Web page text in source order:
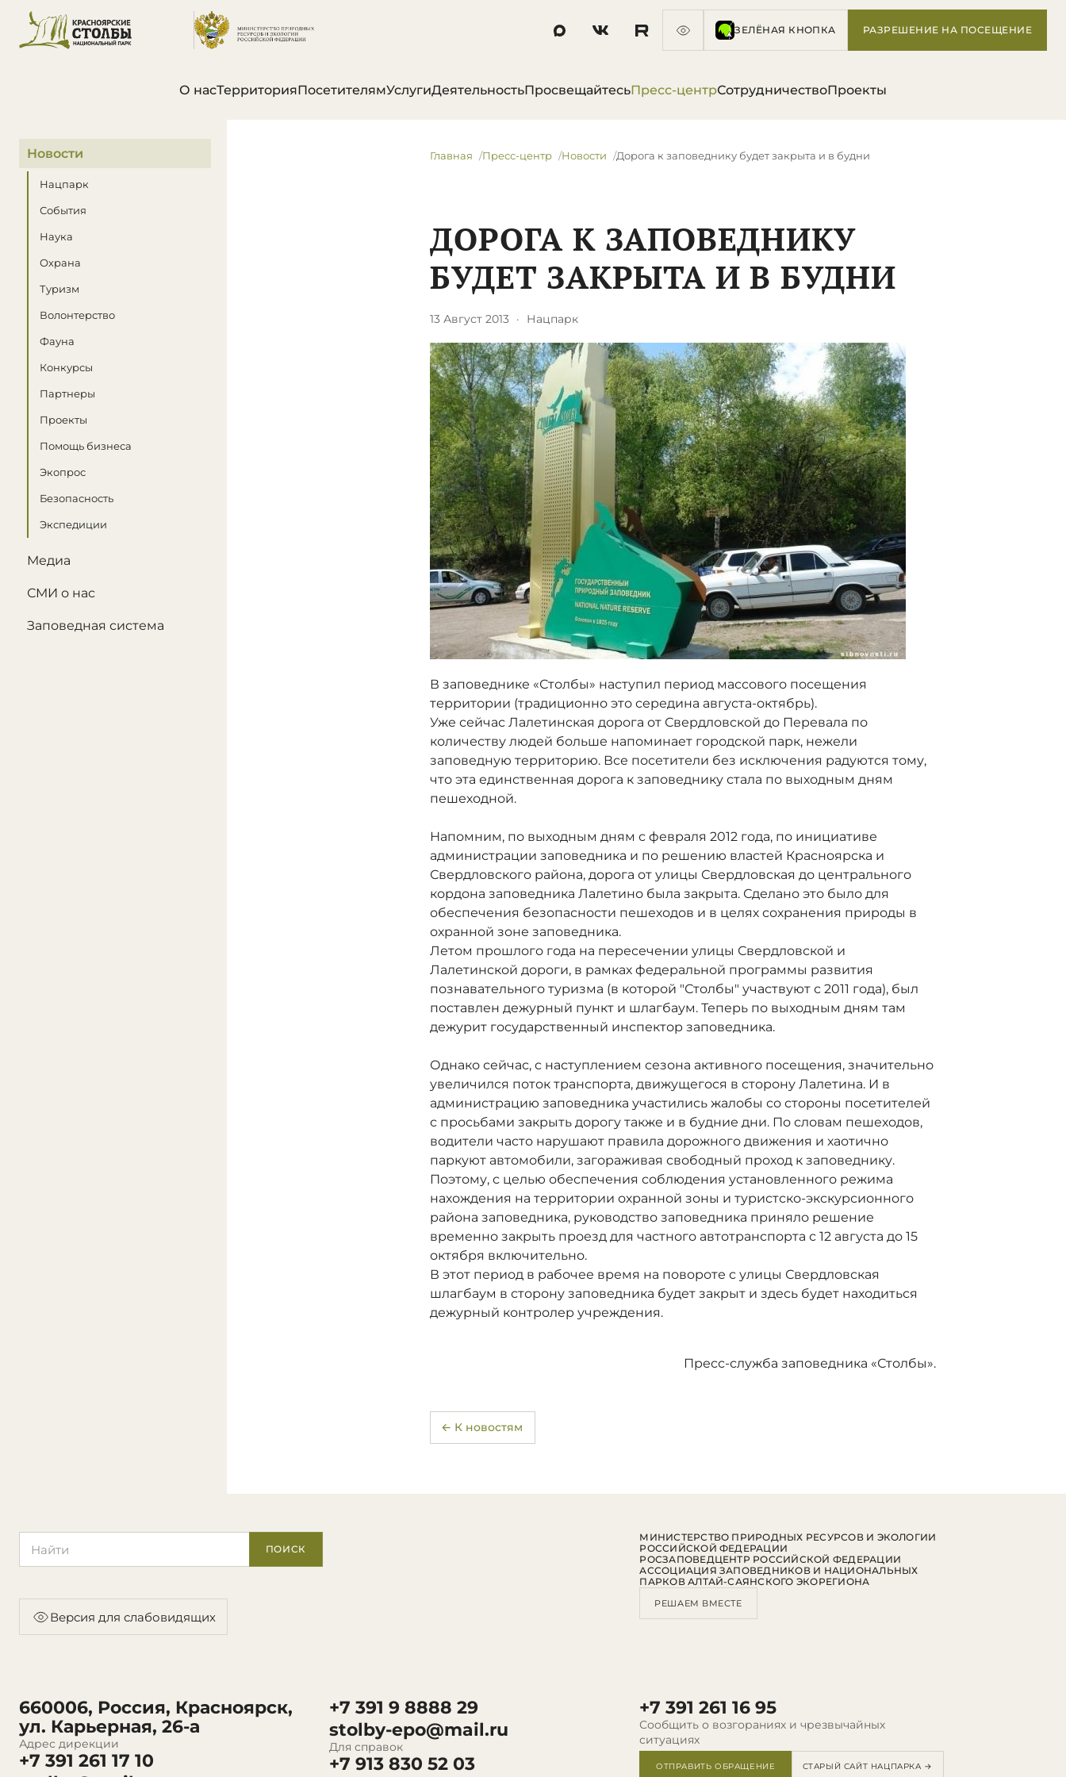
ЗЕЛЁНАЯ КНОПКА РАЗРЕШЕНИЕ НА ПОСЕЩЕНИЕ
О насТерриторияПосетителямУслугиДеятельностьПросвещайтесьПресс-центрСотрудничествоПроекты
В этом разделе
Новости
Нацпарк
События
Наука
Охрана
Туризм
Волонтерство
Фауна
Конкурсы
Партнеры
Проекты
Помощь бизнеса
Экопрос
Безопасность
Экспедиции
Медиа
СМИ о нас
Заповедная система
Главная Пресс-центр Новости Дорога к заповеднику будет закрыта и в будни
ДОРОГА К ЗАПОВЕДНИКУ
БУДЕТ ЗАКРЫТА И В БУДНИ
13 Август 2013 · Нацпарк
В заповеднике «Столбы» наступил период массового посещения
территории (традиционно это середина августа-октябрь).
Уже сейчас Лалетинская дорога от Свердловской до Перевала по
количеству людей больше напоминает городской парк, нежели
заповедную территорию. Все посетители без исключения радуются тому,
что эта единственная дорога к заповеднику стала по выходным дням
пешеходной.
Напомним, по выходным дням с февраля 2012 года, по инициативе
администрации заповедника и по решению властей Красноярска и
Свердловского района, дорога от улицы Свердловская до центрального
кордона заповедника Лалетино была закрыта. Сделано это было для
обеспечения безопасности пешеходов и в целях сохранения природы в
охранной зоне заповедника.
Летом прошлого года на пересечении улицы Свердловской и
Лалетинской дороги, в рамках федеральной программы развития
познавательного туризма (в которой "Столбы" участвуют с 2011 года), был
поставлен дежурный пункт и шлагбаум. Теперь по выходным дням там
дежурит государственный инспектор заповедника.
Однако сейчас, с наступлением сезона активного посещения, значительно
увеличился поток транспорта, движущегося в сторону Лалетина. И в
администрацию заповедника участились жалобы со стороны посетителей
с просьбами закрыть дорогу также и в будние дни. По словам пешеходов,
водители часто нарушают правила дорожного движения и хаотично
паркуют автомобили, загораживая свободный проход к заповеднику.
Поэтому, с целью обеспечения соблюдения установленного режима
нахождения на территории охранной зоны и туристско-экскурсионного
района заповедника, руководство заповедника приняло решение
временно закрыть проезд для частного автотранспорта с 12 августа до 15
октября включительно.
В этот период в рабочее время на повороте с улицы Свердловская
шлагбаум в сторону заповедника будет закрыт и здесь будет находиться
дежурный контролер учреждения.
Пресс-служба заповедника «Столбы».
← К новостям
ПОИСК
Версия для слабовидящих
660006, Россия, Красноярск,
ул. Карьерная, 26-а
Адрес дирекции
+7 391 261 17 10
+7 391 9 8888 29
stolby-epo@mail.ru
Для справок
+7 913 830 52 03
+7 391 261 16 95
Сообщить о возгораниях и чрезвычайных
ситуациях
ОТПРАВИТЬ ОБРАЩЕНИЕ СТАРЫЙ САЙТ НАЦПАРКА →
МИНИСТЕРСТВО ПРИРОДНЫХ РЕСУРСОВ И ЭКОЛОГИИ
РОССИЙСКОЙ ФЕДЕРАЦИИ
РОСЗАПОВЕДЦЕНТР РОССИЙСКОЙ ФЕДЕРАЦИИ
АССОЦИАЦИЯ ЗАПОВЕДНИКОВ И НАЦИОНАЛЬНЫХ
ПАРКОВ АЛТАЙ-САЯНСКОГО ЭКОРЕГИОНА
РЕШАЕМ ВМЕСТЕ